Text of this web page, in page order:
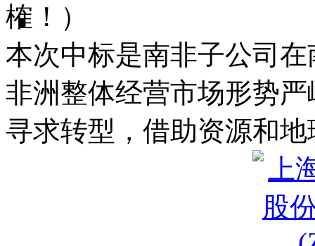
榷！）
本次中标是南非子公司
非洲整体经营市场形势
寻求转型，借助资源和地